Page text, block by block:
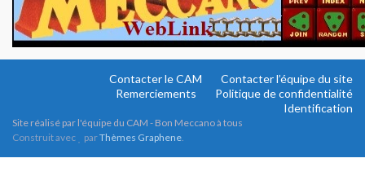
Contacter le CAM
Contacter l’équipe du site
Remerciements
Politique de confidentialité
Identification
Site réalisé par l'équipe du CAM - Bon Meccano à tous
Construit avec
parThèmes Graphene